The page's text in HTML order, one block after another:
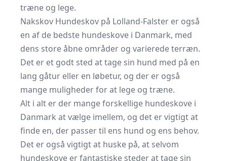
træne og lege.
Nakskov Hundeskov på Lolland-Falster er også
en af de bedste hundeskove i Danmark, med
dens store åbne områder og varierede terræn.
Det er et godt sted at tage sin hund med på en
lang gåtur eller en løbetur, og der er også
mange muligheder for at lege og træne.
Alt i alt er der mange forskellige hundeskove i
Danmark at vælge imellem, og det er vigtigt at
finde en, der passer til ens hund og ens behov.
Det er også vigtigt at huske på, at selvom
hundeskove er fantastiske steder at tage sin